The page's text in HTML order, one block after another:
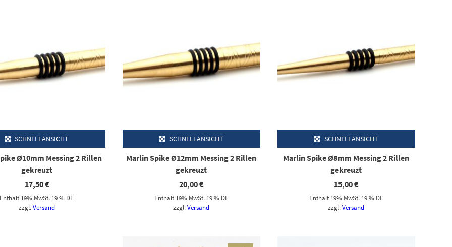
SCHNELLANSICHT
Ø10mm Messing 2 Rillen
gekreuzt
17,50€
Enthält 19% MwSt. 19 % DE
zzgl.Versand
SCHNELLANSICHT
Marlin Spike Ø12mm Messing 2 Rillen
gekreuzt
20,00€
Enthält 19% MwSt. 19 % DE
zzgl.Versand
SCHNELLANSICHT
Marlin Spike Ø8mm Messing 2 Rillen
gekreuzt
15,00€
Enthält 19% MwSt. 19 % DE
zzgl.Versand